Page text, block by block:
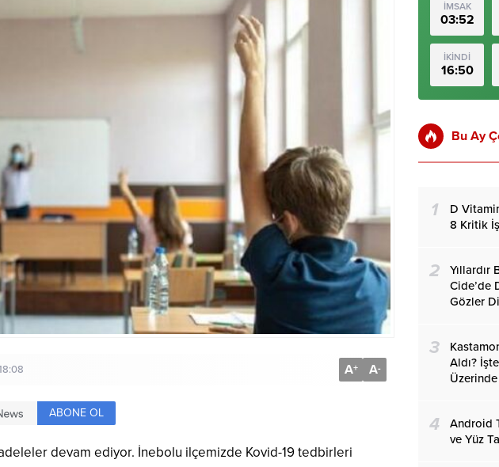
A+ A-
ABONE OL
devam ediyor. İnebolu ilçemizde Kovid-19 tedbirleri
İMSAK
03:52
İKİNDİ
16:50
Bu Ay
1
D
8 Kritik
2
Yıllardır
Cide’de
Gözler
3
Aldı?
4
Android
ve Yüz